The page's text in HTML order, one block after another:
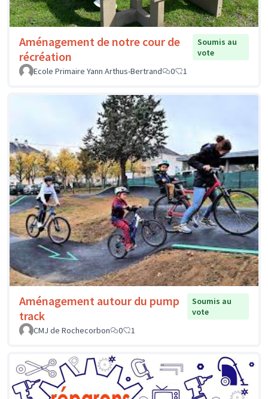
Aménagement de notre cour de
récréation
Soumis au
vote
Ecole Primaire Yann Arthus-Bertrand
0 1
Aménagement autour du pump
track
Soumis au
vote
CMJ de Rochecorbon
0 1